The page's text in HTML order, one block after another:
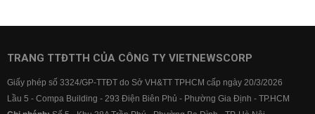
Lãi suất ngân hàng BIDV
Lãi suất ngân hàng Vietcombank
TRANG TTĐTTH CỦA CÔNG TY VIETNEWSCORP
Giấy phép số 3324/GP-TTĐT do Sở VH&TT TPHCM cấp ngày 20/3/2026
Lầu 5 - Compa Building - 293 Điện Biên Phủ - Phường Gia Định - TP.HCM